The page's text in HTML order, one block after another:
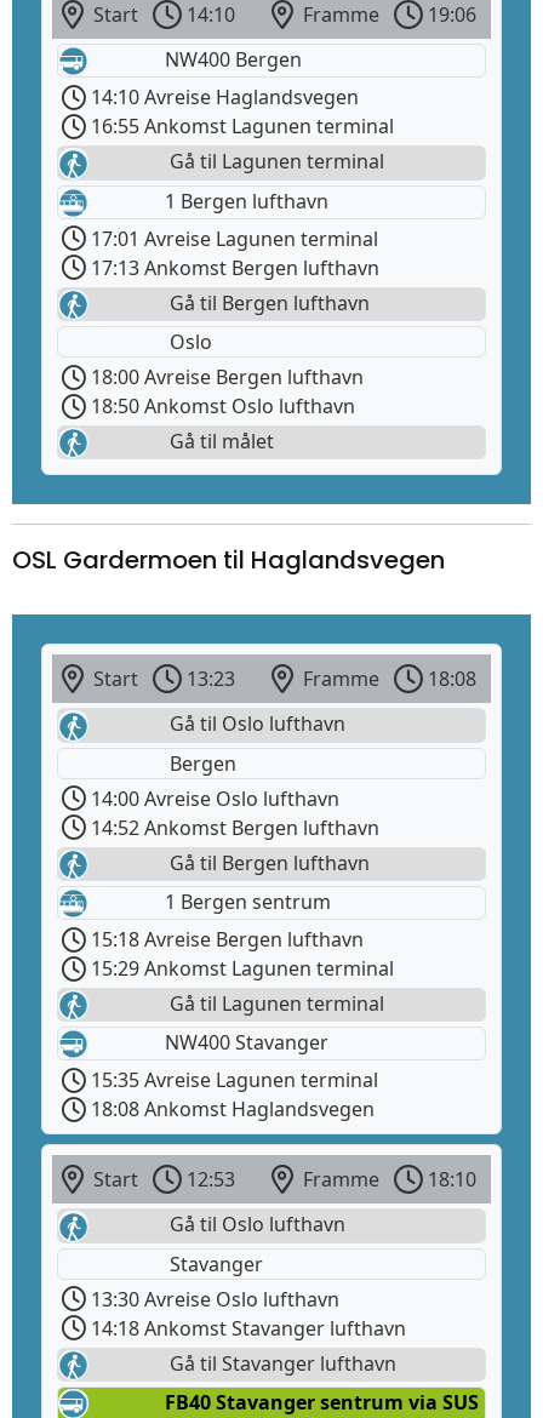
Start 14:10 Framme
19:06
NW400 Bergen
14:10 Avreise Haglandsvegen
16:55 Ankomst Lagunen terminal
Gå til Lagunen terminal
1 Bergen lufthavn
17:01 Avreise Lagunen terminal
17:13 Ankomst Bergen lufthavn
Gå til Bergen lufthavn
Oslo
18:00 Avreise Bergen lufthavn
18:50 Ankomst Oslo lufthavn
Gå til målet
OSL Gardermoen til Haglandsvegen
Start 13:23 Framme
18:08
Gå til Oslo lufthavn
Bergen
14:00 Avreise Oslo lufthavn
14:52 Ankomst Bergen lufthavn
Gå til Bergen lufthavn
1 Bergen sentrum
15:18 Avreise Bergen lufthavn
15:29 Ankomst Lagunen terminal
Gå til Lagunen terminal
NW400 Stavanger
15:35 Avreise Lagunen terminal
18:08 Ankomst Haglandsvegen
Start 12:53 Framme
18:10
Gå til Oslo lufthavn
Stavanger
13:30 Avreise Oslo lufthavn
14:18 Ankomst Stavanger lufthavn
Gå til Stavanger lufthavn
FB40 Stavanger sentrum via SUS